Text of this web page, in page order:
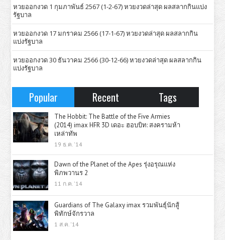
หวยออกงวด 1 กุมภาพันธ์ 2567 (1-2-67) หวยงวดล่าสุด ผลสลากกินแบ่ง
รัฐบาล
หวยออกงวด 17 มกราคม 2566 (17-1-67) หวยงวดล่าสุด ผลสลากกิน
แบ่งรัฐบาล
หวยออกงวด 30 ธันวาคม 2566 (30-12-66) หวยงวดล่าสุด ผลสลากกิน
แบ่งรัฐบาล
Popular Recent Tags
The Hobbit: The Battle of the Five Armies
(2014) imax HFR 3D เดอะ ฮอบบิท: สงครามห้า
เหล่าทัพ
19 ธ.ค. '14
Dawn of the Planet of the Apes รุ่งอรุณแห่ง
พิภพวานร 2
11 ก.ค. '14
Guardians of The Galaxy imax รวมพันธุ์นักสู้
พิทักษ์จักรวาล
1 ส.ค. '14